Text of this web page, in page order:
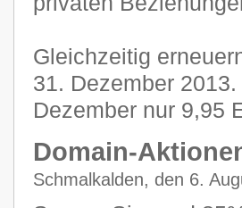
Gleichzeitig
31. Dezember
Dezember nur 9,95
Domain-
Schmalkalden, den 6.